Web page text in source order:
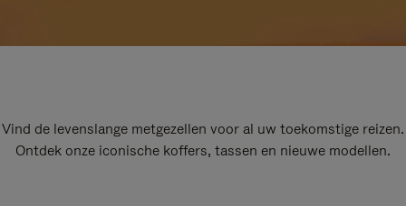
Vind de levenslange metgezellen voor al uw toekomstige reizen.
Ontdek onze iconische koffers, tassen en nieuwe modellen.